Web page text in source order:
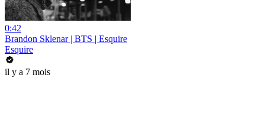
0:42
Brandon Sklenar | BTS | Esquire
Esquire
il y a 7 mois